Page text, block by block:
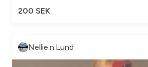
200 SEK
Nellie.n.Lund